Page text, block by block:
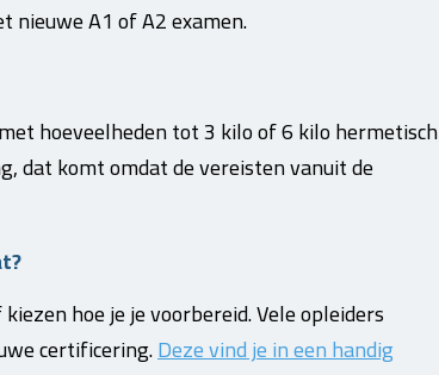
A1 of A2 examen.
hoeveelheden tot 3 kilo of 6 kilo hermetisch
dat komt omdat de vereisten vanuit de
hoe je je voorbereid. Vele opleiders
certificering.Deze vind je in een handig